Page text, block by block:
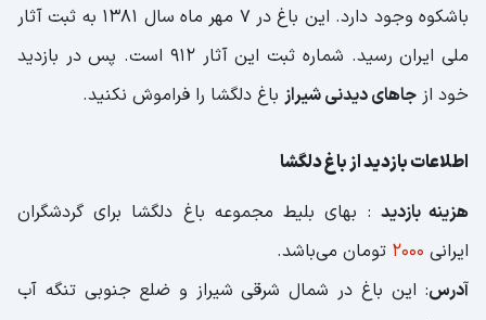
باشکوه وجود دارد. این باغ در 7 مهر ماه سال 1381 به ثبت آثار
ملی ایران رسید. شماره ثبت این آثار 912 است. پس در بازدید
خود از جاهای دیدنی شیراز باغ دلگشا را فراموش نکنید.
اطلاعات بازدید از باغ دلگشا
هزینه بازدید : بهای بلیط مجموعه باغ دلگشا برای گردشگران
ایرانی 2000 تومان می‌باشد.
آدرس: این باغ در شمال شرقی شیراز و ضلع جنوبی تنگه آب